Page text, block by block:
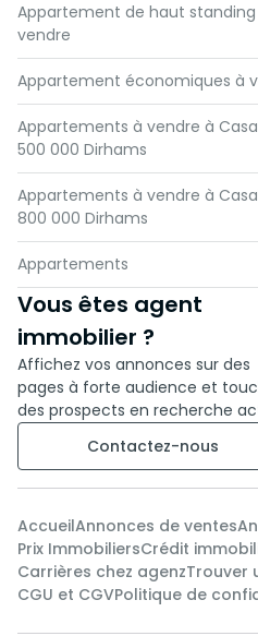
Appartement de haut
vendre
Appartement économiques à
Appartements à vendre à
500 000 Dirhams
Appartements à vendre à
800 000 Dirhams
Appartements
Vous êtes agent
immobilier ?
Affichez vos annonces sur des
pages à forte audience et
des prospects en recherche
Contactez-nous
AccueilAnnonces de ventes
Prix ImmobiliersCrédit
Carrières chez agenzTrouver
CGU et CGVPolitique de